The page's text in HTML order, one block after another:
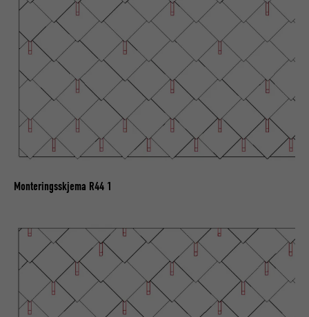
Monteringsskjema R44 1
FORLØP 2 år
FORMÅL
Bruk av SoMe-tjenesten LinkedIn for å
følge bruken av innebygde tjenester.
NAVN bscookie
TILBYDER LinkedIn
NAVN UserMatchHistory
TILBYDER LinkedIn